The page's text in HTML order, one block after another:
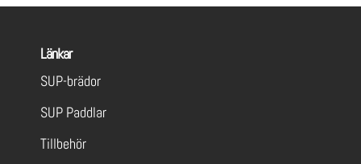
Länkar
SUP-brädor
SUP Paddlar
Tillbehör